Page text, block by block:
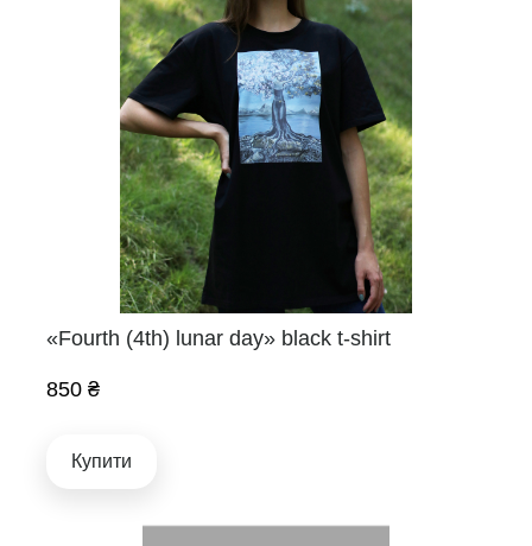
«Fourth (4th) lunar day» black t-shirt
850 ₴
Купити